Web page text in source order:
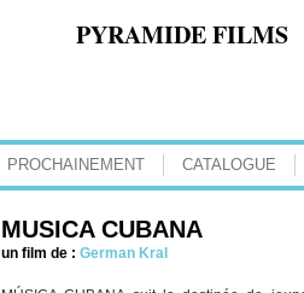
PYRAMIDE FILMS
PROCHAINEMENT CATALOGUE
MUSICA CUBANA
un film de : German Kral